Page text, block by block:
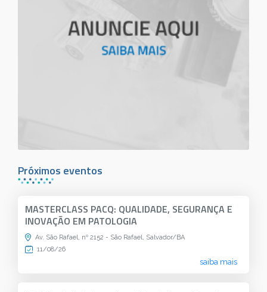
Próximos eventos
MASTERCLASS PACQ: QUALIDADE, SEGURANÇA E
INOVAÇÃO EM PATOLOGIA
Av. São Rafael, nº 2152 - São Rafael, Salvador/BA
11/08/26
saiba mais